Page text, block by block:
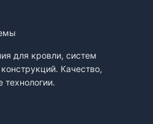
для кровли, систем
Качество,